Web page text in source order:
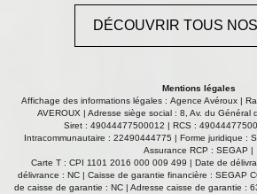
centenaires, puits...). Des caves
complètent ce bien, offrant des
un maçon reconnu. Un bien rare alliant confort, espace et
emplacement privilégié en centre-ville
de toutes les commodités. À découvrir sans tarder ! Les
informations sur les risques auxquels
sont disponibles sur le site Géorisques
www.georisques.gouv.fr
DÉCOUVRIR TOUS
Mentions légales
Affichage des informations légales : Agence Avéroux |
AVEROUX | Adresse siège social : 8, Av. du Général
Siret : 49044477500012 | RCS :
Intracommunautaire : 22490444775 | Forme juridique :
Assurance RCP : SEGAP |
Carte T : CPI 1101 2016 000 009 499 | Date de
délivrance : NC | Caisse de garantie financière : SEGAP
de caisse de garantie : NC | Adresse caisse de garantie :